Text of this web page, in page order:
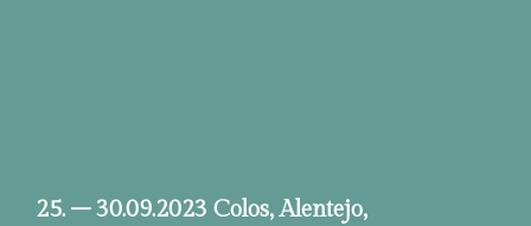
25. – 30.09.2023 Colos, Alentejo,